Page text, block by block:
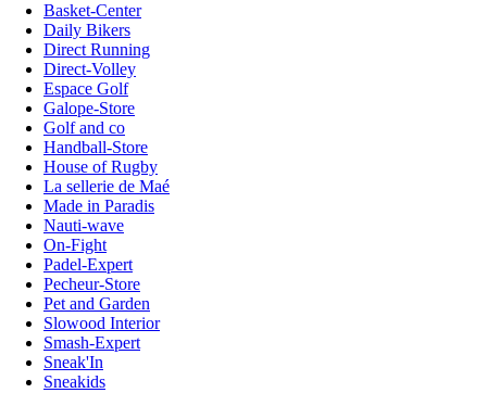
Basket-Center
Daily Bikers
Direct Running
Direct-Volley
Espace Golf
Galope-Store
Golf and co
Handball-Store
House of Rugby
La sellerie de Maé
Made in Paradis
Nauti-wave
On-Fight
Padel-Expert
Pecheur-Store
Pet and Garden
Slowood Interior
Smash-Expert
Sneak'In
Sneakids